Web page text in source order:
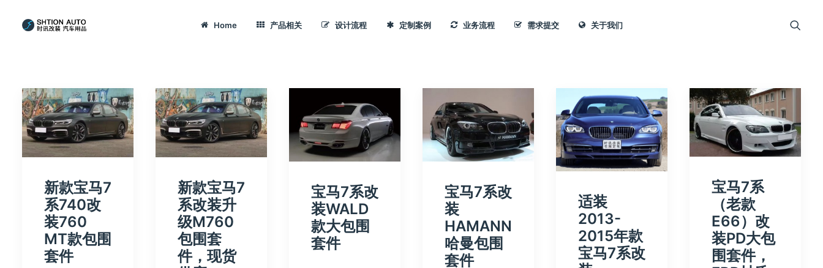
Home 产品相关 设计流程 定制案例 业务流程 需求提交 关于我们
新款宝马7
系740改
装760
MT款包围
套件
新款宝马7
系改装升
级M760
包围套
件，现货
宝马7系改
装WALD
款大包围
套件
宝马7系改
装
HAMANN
哈曼包围
套件
适装
2013-
2015年款
宝马7系改
宝马7系
（老款
E66）改
装PD大包
围套件，